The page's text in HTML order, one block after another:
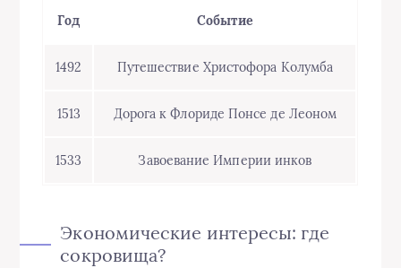
Год Событие
1492 Путешествие Христофора Колумба
1513 Дорога к Флориде Понсе де Леоном
1533 Завоевание Империи инков
Экономические интересы: где
сокровища?